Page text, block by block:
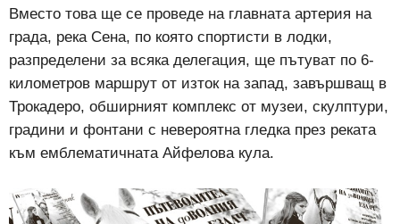
Вместо това ще се проведе на главната артерия на
града, река Сена, по която спортисти в лодки,
разпределени за всяка делегация, ще пътуват по 6-
километров маршрут от изток на запад, завършващ в
Трокадеро, обширният комплекс от музеи, скулптури,
градини и фонтани с невероятна гледка през реката
към емблематичната Айфелова кула.